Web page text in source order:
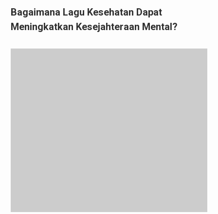
Bagaimana Lagu Kesehatan Dapat
Meningkatkan Kesejahteraan Mental?